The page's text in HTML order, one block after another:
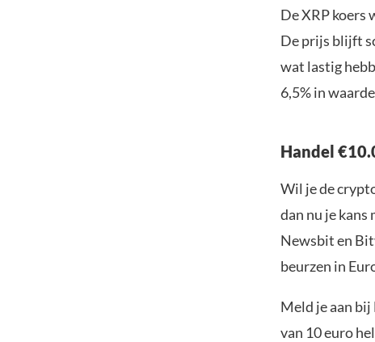
De XRP koers
De prijs blijft
wat lastig
6,5% in
Handel
Wil je de
dan nu je kans
Newsbit en
beurzen in
Meld je aan
van 10 euro